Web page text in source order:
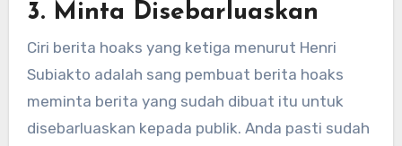
3. Minta Disebarluaskan
Ciri berita hoaks yang ketiga menurut Henri
Subiakto adalah sang pembuat berita hoaks
meminta berita yang sudah dibuat itu untuk
disebarluaskan kepada publik. Anda pasti sudah